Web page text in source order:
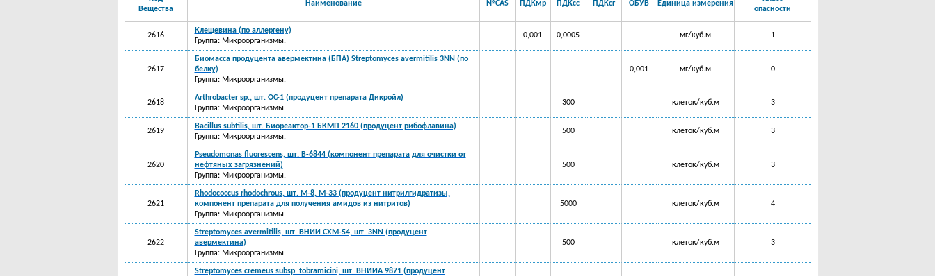
Вещества
Наименование №CAS ПДКмр ПДКсс ПДКсг ОБУВ Единица измерения
опасности
2616
Клещевина (по аллергену)
Группа: Микроорганизмы.
0,001 0,0005 мг/куб.м 1
2617
Биомасса продуцента авермектина (БПА) Streptomyces avermitilis 3NN (по
белку)
Группа: Микроорганизмы.
0,001 мг/куб.м 0
2618
Arthrobacter sp., шт. OC-1 (продуцент препарата Дикройл)
Группа: Микроорганизмы.
300 клеток/куб.м 3
2619
Bacillus subtilis, шт. Биореактор-1 БКМП 2160 (продуцент рибофлавина)
Группа: Микроорганизмы.
500 клеток/куб.м 3
2620
Pseudomonas fluorescens, шт. B-6844 (компонент препарата для очистки от
нефтяных загрязнений)
Группа: Микроорганизмы.
500 клеток/куб.м 3
2621
Rhodococcus rhodochrous, шт. M-8, M-33 (продуцент нитрилгидратизы,
компонент препарата для получения амидов из нитритов)
Группа: Микроорганизмы.
5000 клеток/куб.м 4
2622
Streptomyces avermitilis, шт. ВНИИ СХМ-54, шт. 3NN (продуцент
авермектина)
Группа: Микроорганизмы.
500 клеток/куб.м 3
Streptomyces cremeus subsp. tobramicini, шт. ВНИИА 9871 (продуцент